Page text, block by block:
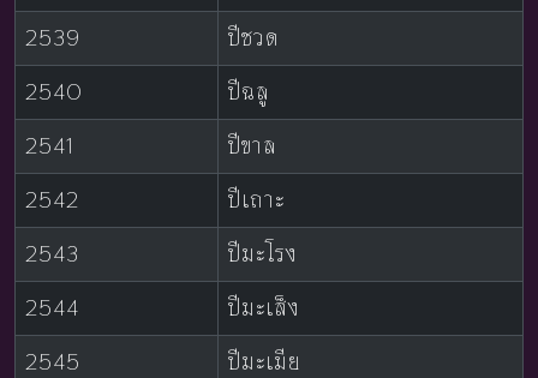
2539
ปีชวด
2540
ปีฉลู
2541
ปีขาล
2542
ปีเถาะ
2543
ปีมะโรง
2544
ปีมะเส็ง
2545
ปีมะเมีย